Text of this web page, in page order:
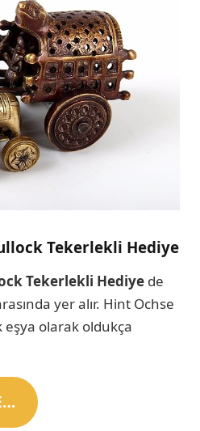
Tekerlekli Hediye
Tekerlekli Hediye de
yer alır. Hint Ochse
eşya olarak oldukça